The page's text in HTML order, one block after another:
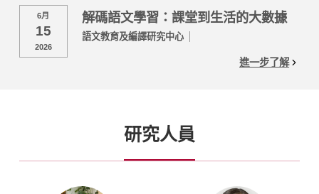
6月
15
2026
解碼語文學習：課堂到生活的大數據
語文教育及編譯研究中心
進一步了解
研究人員